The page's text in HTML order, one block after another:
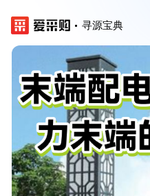
寻源宝典